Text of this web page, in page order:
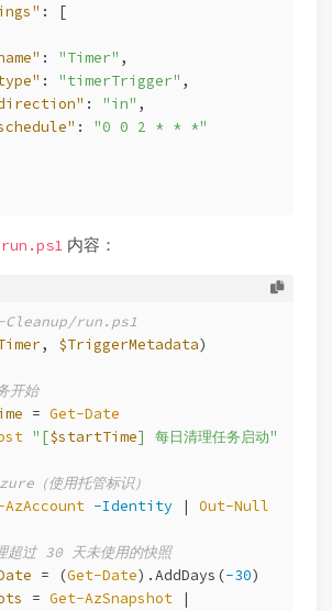
:
[
: "Timer" ,
: "timerTrigger" ,
: "in" ,
:
"0 0 2 * * *"
内容：
run.ps1
, $TriggerMetadata)
开始
= Get-Date
"[$startTime] 每日清理任务启动"
（使用托管标识）
-Identity | Out-Null
过 30 天未使用的快照
= (Get-Date).AddDays(-30)
= Get-AzSnapshot |